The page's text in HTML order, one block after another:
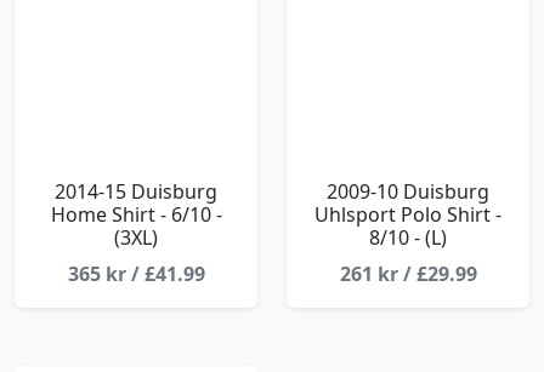
2014-15 Duisburg
Home Shirt - 6/10 -
(3XL)
365 kr / £41.99
2009-10 Duisburg
Uhlsport Polo Shirt -
8/10 - (L)
261 kr / £29.99